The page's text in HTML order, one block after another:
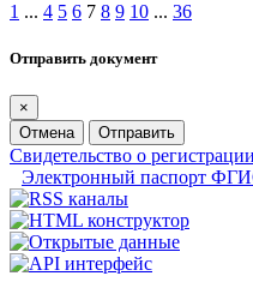
1 ... 4 5 6 7 8 9 10 ... 36
Отправить документ
×
Отмена
Отправить
Свидетельство о
Электронный паспорт